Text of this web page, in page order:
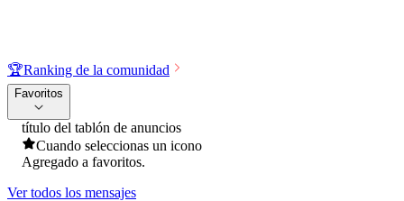
🏆Ranking de la comunidad
Favoritos
título del tablón de anuncios
Cuando seleccionas un icono
Agregado a favoritos.
Ver todos los mensajes